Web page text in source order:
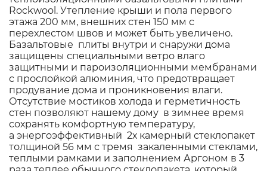
Rockwool. Утепление крыши и пола первого
этажа 200 мм, внешних стен 150 мм с
перехлестом швов и может быть увеличено.
Базальтовые плиты внутри и снаружи дома
защищены специальными ветро влаго
защитными и пароизоляционными мембранами
с прослойкой алюминия, что предотвращает
продувание дома и проникновения влаги.
Отсутствие мостиков холода и герметичность
стен позволяют нашему дому в зимнее время
сохранять комфортную температуру,
а энергоэффективный 2х камерный стеклопакет
толщиной 56 мм с тремя закаленными стеклами,
теплыми рамками и заполнением Аргоном в 3